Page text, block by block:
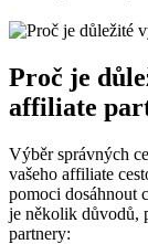
Proč je
affiliate
Výběr správných
vašeho affiliate
pomoci dosáhnout
je několik důvodů,
partnery: